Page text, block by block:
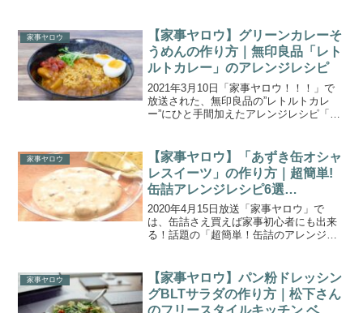
画につき、4回目となる『家事ヤロウ的下
半期ヒット予測』...
家事ヤロウ
【家事ヤロウ】グリーンカレーそ
うめんの作り方｜無印良品「レト
ルトカレー」のアレンジレシピ
2021年3月10日「家事ヤロウ！！！」で
放送された、無印良品の”レトルトカレ
ー”にひと手間加えたアレンジレシピ「グ
ている無印の食品。無印ファン、通称ム
ジラーの皆さんが...
家事ヤロウ
【家事ヤロウ】「あずき缶オシャ
レスイーツ」の作り方｜超簡単!
缶詰アレンジレシピ6選
(2020.4.15)
2020年4月15日放送「家事ヤロウ」で
は、缶詰さえ買えば家事初心者にも出来
る！話題の「超簡単！缶詰のアレンジレ
「あずき缶オシャレスイーツ」のレシピ
をご紹介します！【家...
家事ヤロウ
【家事ヤロウ】パン粉ドレッシン
グBLTサラダの作り方｜松下さん
のフリースタイルキッチン ベー